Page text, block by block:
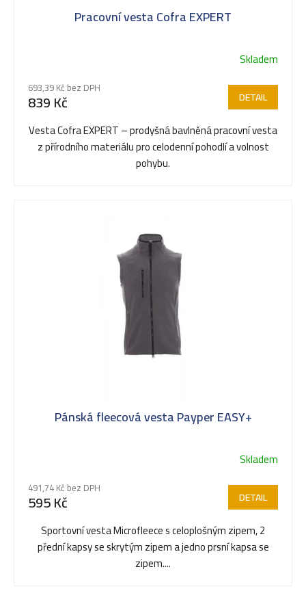
Pracovní vesta Cofra EXPERT
hodnocení
produktu
je
5,0
Skladem
693,39 Kč bez DPH
839 Kč DETAIL
Vesta Cofra EXPERT – prodyšná bavlněná pracovní vesta
z přírodního materiálu pro celodenní pohodlí a volnost
pohybu.
Pánská fleecová vesta Payper EASY+
Skladem
491,74 Kč bez DPH
595 Kč DETAIL
Sportovní vesta Microfleece s celoplošným zipem, 2
přední kapsy se skrytým zipem a jedno prsní kapsa se
zipem....